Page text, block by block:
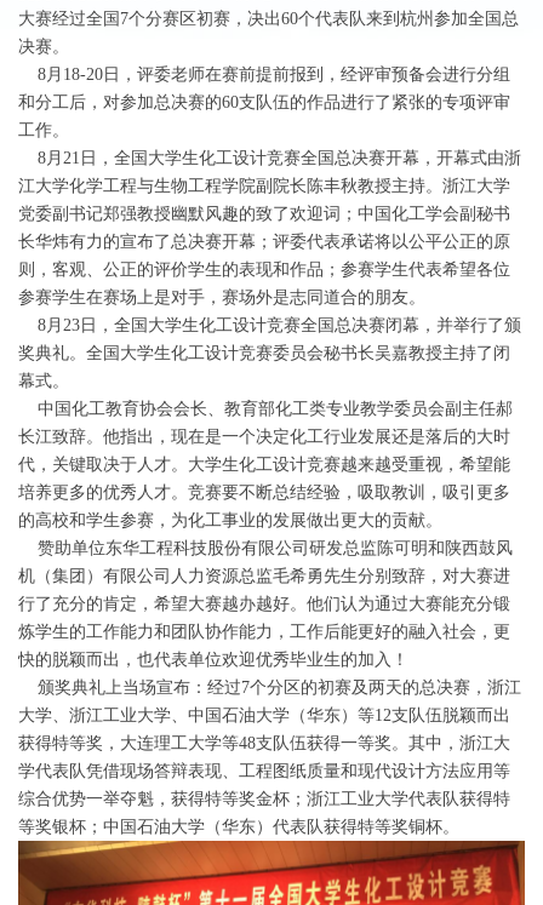
大赛经过全国7个分赛区初赛，决出60个代表队来到杭州参加全国总
决赛。
8月18-20日，评委老师在赛前提前报到，经评审预备会进行分组
和分工后，对参加总决赛的60支队伍的作品进行了紧张的专项评审
工作。
8月21日，全国大学生化工设计竞赛全国总决赛开幕，开幕式由浙
江大学化学工程与生物工程学院副院长陈丰秋教授主持。浙江大学
党委副书记郑强教授幽默风趣的致了欢迎词；中国化工学会副秘书
长华炜有力的宣布了总决赛开幕；评委代表承诺将以公平公正的原
则，客观、公正的评价学生的表现和作品；参赛学生代表希望各位
参赛学生在赛场上是对手，赛场外是志同道合的朋友。
8月23日，全国大学生化工设计竞赛全国总决赛闭幕，并举行了颁
奖典礼。全国大学生化工设计竞赛委员会秘书长吴嘉教授主持了闭
幕式。
中国化工教育协会会长、教育部化工类专业教学委员会副主任郝
长江致辞。他指出，现在是一个决定化工行业发展还是落后的大时
代，关键取决于人才。大学生化工设计竞赛越来越受重视，希望能
培养更多的优秀人才。竞赛要不断总结经验，吸取教训，吸引更多
的高校和学生参赛，为化工事业的发展做出更大的贡献。
赞助单位东华工程科技股份有限公司研发总监陈可明和陕西鼓风
机（集团）有限公司人力资源总监毛希勇先生分别致辞，对大赛进
行了充分的肯定，希望大赛越办越好。他们认为通过大赛能充分锻
炼学生的工作能力和团队协作能力，工作后能更好的融入社会，更
快的脱颖而出，也代表单位欢迎优秀毕业生的加入！
颁奖典礼上当场宣布：经过7个分区的初赛及两天的总决赛，浙江
大学、浙江工业大学、中国石油大学（华东）等12支队伍脱颖而出
获得特等奖，大连理工大学等48支队伍获得一等奖。其中，浙江大
学代表队凭借现场答辩表现、工程图纸质量和现代设计方法应用等
综合优势一举夺魁，获得特等奖金杯；浙江工业大学代表队获得特
等奖银杯；中国石油大学（华东）代表队获得特等奖铜杯。